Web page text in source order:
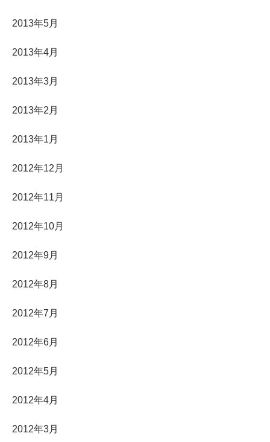
2013年5月
2013年4月
2013年3月
2013年2月
2013年1月
2012年12月
2012年11月
2012年10月
2012年9月
2012年8月
2012年7月
2012年6月
2012年5月
2012年4月
2012年3月